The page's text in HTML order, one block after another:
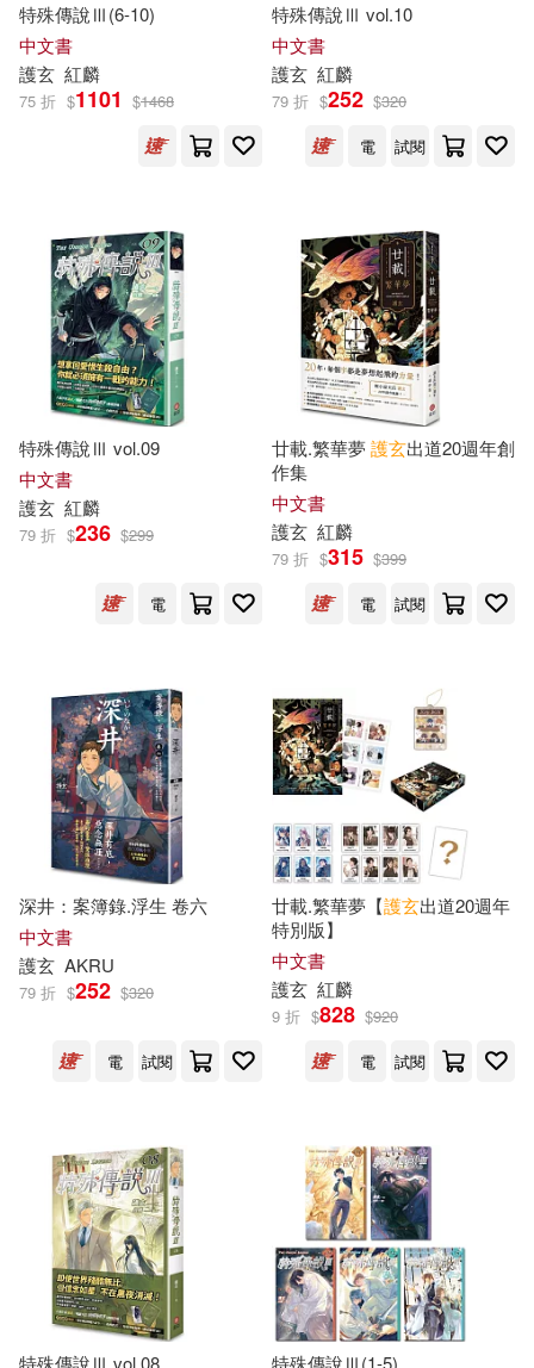
適合平板閱讀(13)
現在可購買商品(238)
作者/演唱/譯/編/繪(464)
價格
範圍
特殊傳說Ⅲ(6-10)
中文書
護玄 紅麟
75 折 $1101 $1468
特殊傳說Ⅲ vol.10
中文書
護玄 紅麟
79 折 $252 $320
電
試閱
特殊傳說Ⅲ vol.09
中文書
護玄 紅麟
79 折 $236 $299
電
廿載.繁華夢護玄出道20週年創
作集
中文書
護玄 紅麟
79 折 $315 $399
電
試閱
深井：案簿錄.浮生 卷六
中文書
護玄 AKRU
79 折 $252 $320
電 試閱
廿載.繁華夢【護玄出道20週年
特別版】
中文書
護玄 紅麟
9 折 $828 $920
電
試閱
特殊傳說Ⅲ vol.08 特殊傳說Ⅲ(1-5)